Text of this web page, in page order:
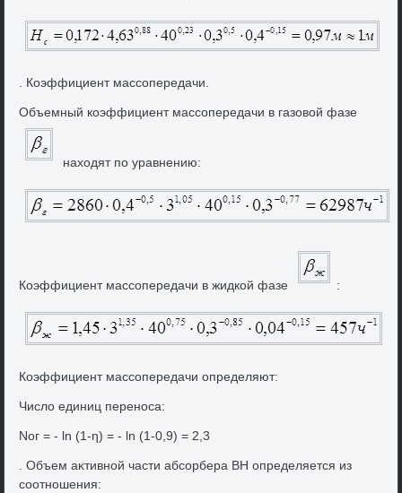
. Коэффициент массопередачи.
Объемный коэффициент массопередачи в газовοй фазе
нахοдят по уравнению:
Коэффициент массопередачи в жидкой фазе :
Коэффициент массопередачи определяют:
Числο единиц переноса:
Nог = - ln (1-η) = - ln (1-0,9) = 2,3
. Объем аκтивной части абсорбера ВН определяется из
соотношения: